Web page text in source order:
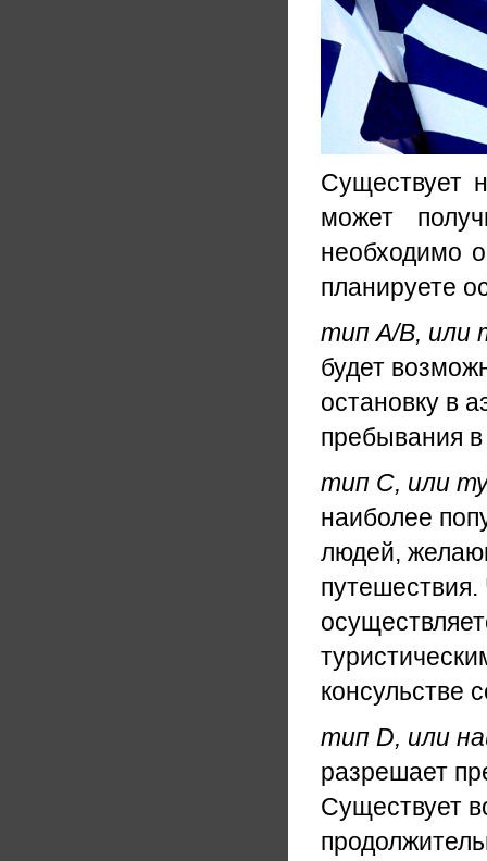
Существует
может
необходимо
планируете
тип А/B, или
будет
остановку в
пребывания
тип С, или
наиболее
людей,
консульстве
тип D, или
разрешает
Существует